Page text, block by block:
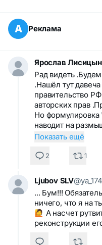
А Реклама
Ярослав Лисицын
Рад видеть
.Нашёл тут
правительство
авторских прав
Но формулировка
наводит на
Показать ещё
2 1
Ljubov SLV
... Бум!!!
ничего, что я на
🙋 А насчет
реконструкции